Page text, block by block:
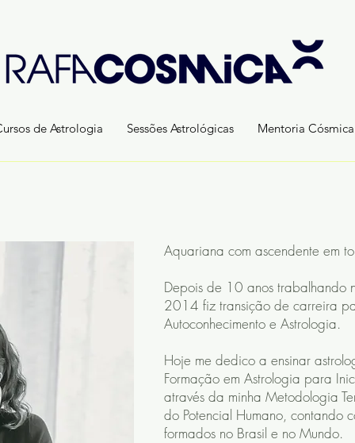
de Astrologia Sessões Astrológicas Mentoria Cósmica
Aquariana com ascendente em
Depois de 10 anos trabalhando
2014 fiz transição de carreira
Autoconhecimento e Astrologia.
Hoje me dedico a ensinar
Formação em Astrologia para
através da minha Metodologia
do Potencial Humano, contando
formados no Brasil e no Mundo.